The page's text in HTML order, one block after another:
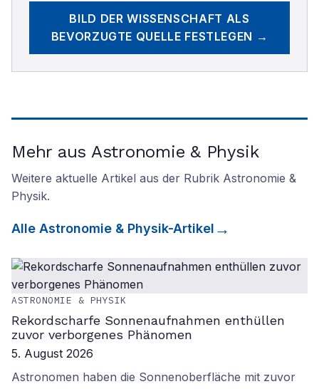
BILD DER WISSENSCHAFT ALS
BEVORZUGTE QUELLE FESTLEGEN →
Mehr aus Astronomie & Physik
Weitere aktuelle Artikel aus der Rubrik Astronomie &
Physik.
Alle Astronomie & Physik-Artikel
ASTRONOMIE & PHYSIK
Rekordscharfe Sonnenaufnahmen enthüllen
zuvor verborgenes Phänomen
5. August 2026
Astronomen haben die Sonnenoberfläche mit zuvor